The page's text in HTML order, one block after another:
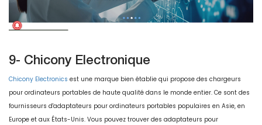
9- Chicony Electronique
Chicony Electronics est une marque bien établie qui propose des chargeurs
pour ordinateurs portables de haute qualité dans le monde entier. Ce sont des
fournisseurs d'adaptateurs pour ordinateurs portables populaires en Asie, en
Europe et aux États-Unis. Vous pouvez trouver des adaptateurs pour